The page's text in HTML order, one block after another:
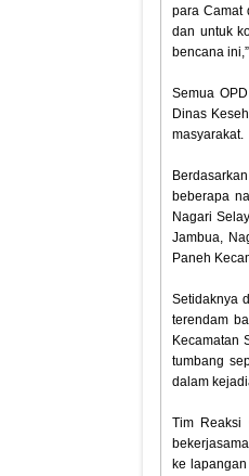
para Camat
dan untuk
bencana
Semua
Dinas
masyarakat.
beberapa
Nagari
Jambua,
Paneh
Setidaknya
terendam
Kecamatan
tumbang
dalam
Tim Reaksi
ke